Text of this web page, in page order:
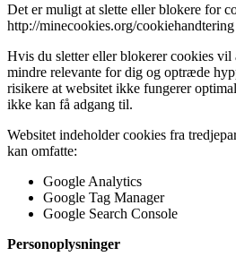
Det er muligt at slette eller blokere for
http://minecookies.org/cookiehandtering
Hvis du sletter eller blokerer cookies vil
mindre relevante for dig og optræde
risikere at websitet ikke fungerer
ikke kan få adgang til.
Websitet indeholder cookies fra
kan omfatte:
Google Analytics
Google Tag Manager
Google Search Console
Personoplysninger